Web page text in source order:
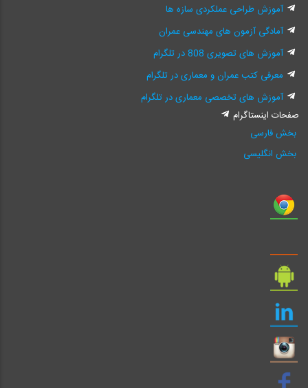
آموزش طراحی عملکردی سازه ها
آمادگی آزمون های مهندسی عمران
آموزش های تصویری 808 در تلگرام
معرفی کتب عمران و معماری در تلگرام
آموزش های تخصصی معماری در تلگرام
صفحات اینستاگرام
بخش فارسی
بخش انگلیسی